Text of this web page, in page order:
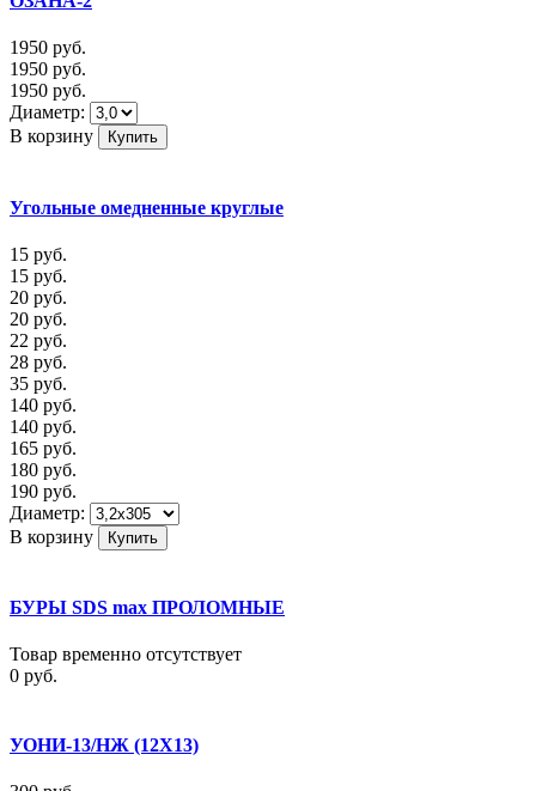
1950 руб.
1950 руб.
1950 руб.
Диаметр:
В корзину
Угольные омедненные круглые
15 руб.
15 руб.
20 руб.
20 руб.
22 руб.
28 руб.
35 руб.
140 руб.
140 руб.
165 руб.
180 руб.
190 руб.
Диаметр:
В корзину
БУРЫ SDS max ПРОЛОМНЫЕ
Товар временно отсутствует
0 руб.
УОНИ-13/НЖ (12Х13)